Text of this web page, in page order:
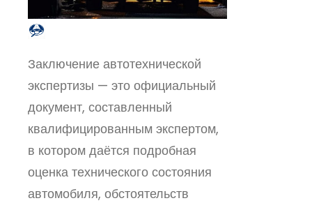
Заключение автотехнической
экспертизы — это официальный
документ, составленный
квалифицированным экспертом,
в котором даётся подробная
оценка технического состояния
автомобиля, обстоятельств